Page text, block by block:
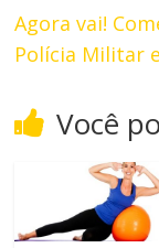
Agora vai!
Polícia Militar
Você